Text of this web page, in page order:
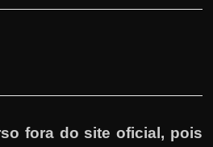
fora do site oficial, pois